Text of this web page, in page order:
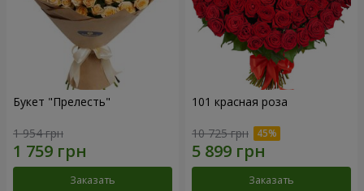
Букет "Прелесть"
1 954 грн
Заказать
101 красная роза
10 725 грн
Заказать